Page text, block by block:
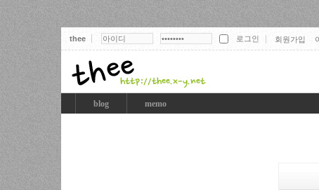
thee 회원가입
blog memo